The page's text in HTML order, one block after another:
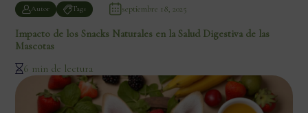
Autor Tags septiembre 18, 2025
Impacto de los Snacks Naturales en la Salud Digestiva de las
Mascotas
6 min de lectura